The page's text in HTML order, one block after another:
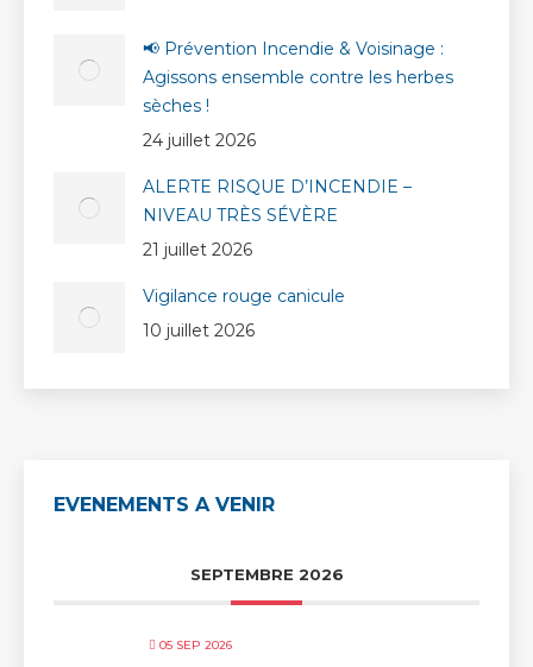
📢 Prévention Incendie & Voisinage :
Agissons ensemble contre les herbes
sèches !
24 juillet 2026
ALERTE RISQUE D’INCENDIE –
NIVEAU TRÈS SÉVÈRE
21 juillet 2026
Vigilance rouge canicule
10 juillet 2026
EVENEMENTS A VENIR
SEPTEMBRE 2026
05 SEP 2026